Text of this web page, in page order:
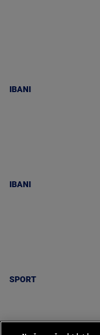
IBANI
IBANI
SPORT